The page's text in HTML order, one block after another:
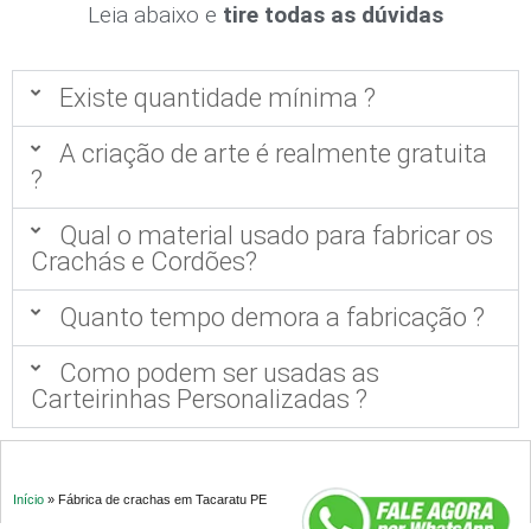
Leia abaixo e tire todas as dúvidas
Existe quantidade mínima ?
A criação de arte é realmente gratuita
?
Qual o material usado para fabricar os
Crachás e Cordões?
Quanto tempo demora a fabricação ?
Como podem ser usadas as
Carteirinhas Personalizadas ?
Início » Fábrica de crachas em Tacaratu PE